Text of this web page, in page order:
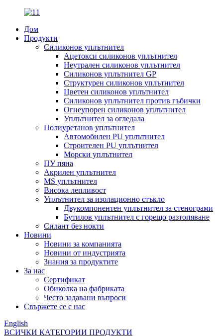
Дом
Продукти
Силиконов уплътнител
Ацетокси силиконов уплътнител
Неутрален силиконов уплътнител
Силиконов уплътнител GP
Структурен силиконов уплътнител
Цветен силиконов уплътнител
Силиконов уплътнител против гъбички
Огнеупорен силиконов уплътнител
Уплътнител за огледала
Полиуретанов уплътнител
Автомобилен PU уплътнител
Строителен PU уплътнител
Морски уплътнител
ПУ пяна
Акрилен уплътнител
MS уплътнител
Висока лепливост
Уплътнител за изолационно стъкло
Двукомпонентен уплътнител за стенограми
Бутилов уплътнител с горещо разтопяване
Силант без нокти
Новини
Новини за компанията
Новини от индустрията
Знания за продуктите
За нас
Сертификат
Обиколка на фабриката
Често задавани въпроси
Свържете се с нас
English
ВСИЧКИ КАТЕГОРИИ ПРОДУКТИ